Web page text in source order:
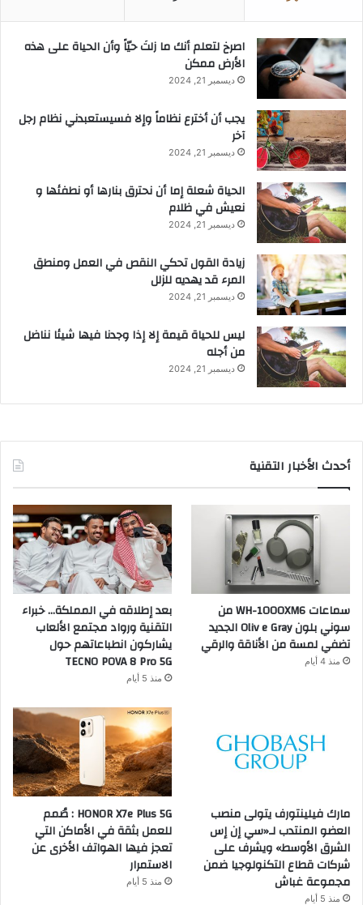
‫اصرخ لتعلم أنك ما زلتَ حيّاً وأن الحياة على هذه
الأرض ممكن
ديسمبر 21, 2024
يجب أن أخترع نظاماً وإلا فسيستعبدني نظام رجل
آخر
ديسمبر 21, 2024
الحياة شعلة إما أن نحترق بنارها أو نطفئها و
نعيش في ظلام
ديسمبر 21, 2024
زيادة القول تحكي النقص في العمل ومنطق
المرء قد يهديه للزلل
ديسمبر 21, 2024
ليس للحياة قيمة إلا إذا وجدنا فيها شيئا نناضل
من أجله
ديسمبر 21, 2024
أحدث الأخبار التقنية
سماعات WH-1000XM6 من
سوني بلون Oliv e Gray الجديد
تضفي لمسة من الأناقة والرقي
منذ 4 أيام
بعد إطلاقه في المملكة… خبراء
التقنية ورواد مجتمع الألعاب
يشاركون انطباعاتهم حول
TECNO POVA 8 Pro 5G
منذ 5 أيام
مارك فيلينتورف يتولى منصب
العضو المنتدب لـ«سي إن إس
الشرق الأوسط» ويشرف على
شركات قطاع التكنولوجيا ضمن
مجموعة غباش
منذ 5 أيام
HONOR X7e Plus 5G : صُمم
للعمل بثقة في الأماكن التي
تعجز فيها الهواتف الأخرى عن
الاستمرار
منذ 5 أيام